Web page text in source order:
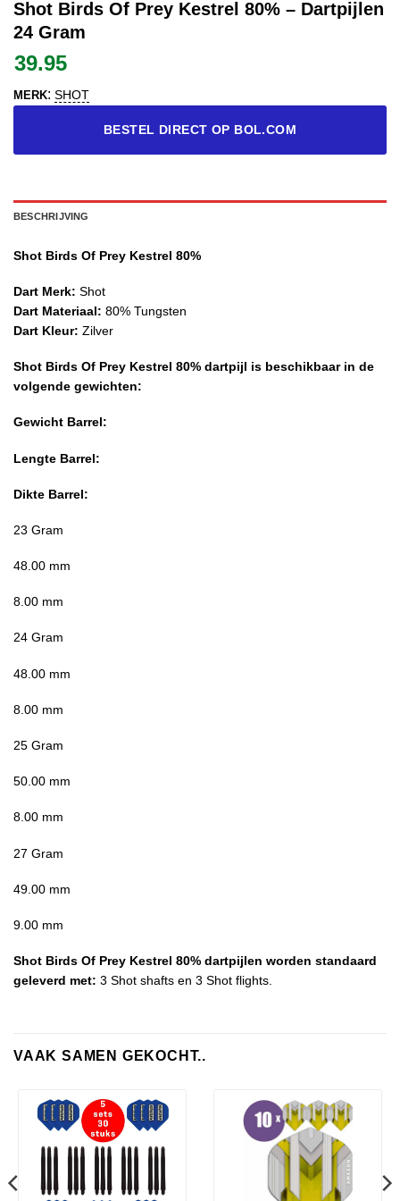
Shot Birds Of Prey Kestrel 80% – Dartpijlen
24 Gram
39.95
MERK: SHOT
BESTEL DIRECT OP BOL.COM
BESCHRIJVING
Shot Birds Of Prey Kestrel 80%
Dart Merk: Shot
Dart Materiaal: 80% Tungsten
Dart Kleur: Zilver
Shot Birds Of Prey Kestrel 80% dartpijl is beschikbaar in de
volgende gewichten:
Gewicht Barrel:
Lengte Barrel:
Dikte Barrel:
23 Gram
48.00 mm
8.00 mm
24 Gram
48.00 mm
8.00 mm
25 Gram
50.00 mm
8.00 mm
27 Gram
49.00 mm
9.00 mm
Shot Birds Of Prey Kestrel 80% dartpijlen worden standaard
geleverd met: 3 Shot shafts en 3 Shot flights.
VAAK SAMEN GEKOCHT..